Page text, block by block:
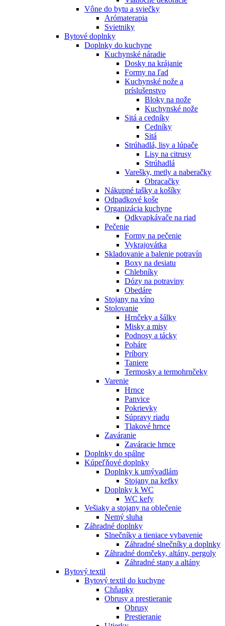
Vône do bytu a sviečky
Arómaterapia
Svietniky
Bytové doplnky
Doplnky do kuchyne
Kuchynské náradie
Dosky na krájanie
Formy na ľad
Kuchynské nože a
príslušenstvo
Bloky na nože
Kuchynské nože
Sitá a cedníky
Cedníky
Sitá
Strúhadlá, lisy a lúpače
Lisy na citrusy
Strúhadlá
Varešky, metly a naberačky
Obracačky
Nákupné tašky a košíky
Odpadkové koše
Organizácia kuchyne
Odkvapkávače na riad
Pečenie
Formy na pečenie
Vykrajovátka
Skladovanie a balenie potravín
Boxy na desiatu
Chlebníky
Dózy na potraviny
Obedáre
Stojany na víno
Stolovanie
Hrnčeky a šálky
Misky a misy
Podnosy a tácky
Poháre
Príbory
Taniere
Termosky a termohrnčeky
Varenie
Hrnce
Panvice
Pokrievky
Súpravy riadu
Tlakové hrnce
Zaváranie
Zaváracie hrnce
Doplnky do spálne
Kúpeľňové doplnky
Doplnky k umývadlám
Stojany na kefky
Doplnky k WC
WC kefy
Vešiaky a stojany na oblečenie
Nemý sluha
Záhradné doplnky
Slnečníky a tieniace vybavenie
Záhradné slnečníky a doplnky
Záhradné domčeky, altány, pergoly
Záhradné stany a altány
Bytový textil
Bytový textil do kuchyne
Chňapky
Obrusy a prestieranie
Obrusy
Prestieranie